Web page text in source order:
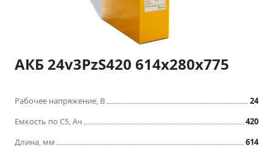
info@signalenergy.ru
АКБ 24v3PzS420 614x280x775
Рабочее напряжение, В
24
Емкость по C5, Ач
420
Длина, мм
614